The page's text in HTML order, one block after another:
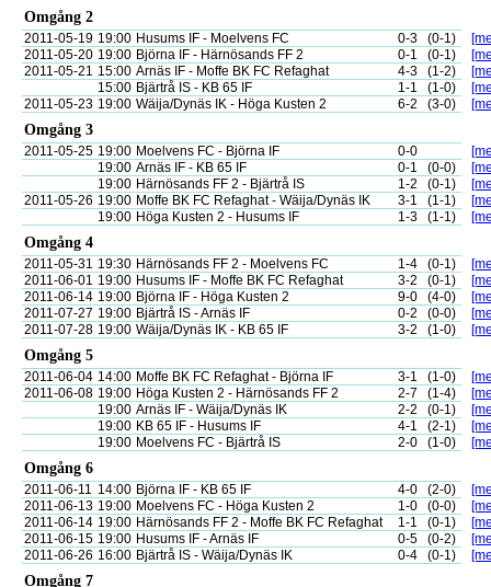
Omgång 2
2011-05-19 19:00 Husums IF - Moelvens FC 0-3 (0-1)
2011-05-20 19:00 Björna IF - Härnösands FF 2 0-1 (0-1)
2011-05-21 15:00 Arnäs IF - Moffe BK FC Refaghat 4-3 (1-2)
15:00 Bjärtrå IS - KB 65 IF 1-1 (1-0)
2011-05-23 19:00 Wäija/Dynäs IK - Höga Kusten 2 6-2 (3-0)
Omgång 3
2011-05-25 19:00 Moelvens FC - Björna IF 0-0
19:00 Arnäs IF - KB 65 IF 0-1 (0-0)
19:00 Härnösands FF 2 - Bjärtrå IS 1-2 (0-1)
2011-05-26 19:00 Moffe BK FC Refaghat - Wäija/Dynäs IK 3-1 (1-1)
19:00 Höga Kusten 2 - Husums IF 1-3 (1-1)
Omgång 4
2011-05-31 19:30 Härnösands FF 2 - Moelvens FC 1-4 (0-1)
2011-06-01 19:00 Husums IF - Moffe BK FC Refaghat 3-2 (0-1)
2011-06-14 19:00 Björna IF - Höga Kusten 2 9-0 (4-0)
2011-07-27 19:00 Bjärtrå IS - Arnäs IF 0-2 (0-0)
2011-07-28 19:00 Wäija/Dynäs IK - KB 65 IF 3-2 (1-0)
Omgång 5
2011-06-04 14:00 Moffe BK FC Refaghat - Björna IF 3-1 (1-0)
2011-06-08 19:00 Höga Kusten 2 - Härnösands FF 2 2-7 (1-4)
19:00 Arnäs IF - Wäija/Dynäs IK 2-2 (0-1)
19:00 KB 65 IF - Husums IF 4-1 (2-1)
19:00 Moelvens FC - Bjärtrå IS 2-0 (1-0)
Omgång 6
2011-06-11 14:00 Björna IF - KB 65 IF 4-0 (2-0)
2011-06-13 19:00 Moelvens FC - Höga Kusten 2 1-0 (0-0)
2011-06-14 19:00 Härnösands FF 2 - Moffe BK FC Refaghat 1-1 (0-1)
2011-06-15 19:00 Husums IF - Arnäs IF 0-5 (0-2)
2011-06-26 16:00 Bjärtrå IS - Wäija/Dynäs IK 0-4 (0-1)
Omgång 7